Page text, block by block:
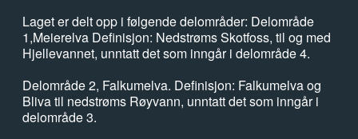
Laget er delt opp i følgende delområder: Delområde
1,Meierelva Definisjon: Nedstrøms Skotfoss, til og med
Hjellevannet, unntatt det som inngår i delområde 4.
Delområde 2, Falkumelva. Definisjon: Falkumelva og
Bliva til nedstrøms Røyvann, unntatt det som inngår i
delområde 3.